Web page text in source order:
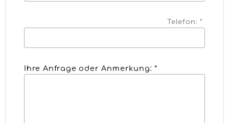
Telefon: *
Ihre Anfrage oder Anmerkung: *